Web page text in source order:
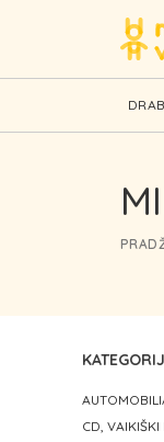
CD,